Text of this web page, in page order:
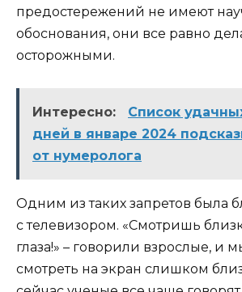
предостережений не имеют
обоснования, они все равно
осторожными.
Интересно:
Список
дней в январе 2024
от нумеролога
Одним из таких запретов была
с телевизором. «Смотришь
глаза!» – говорили взрослые, и
смотреть на экран слишком